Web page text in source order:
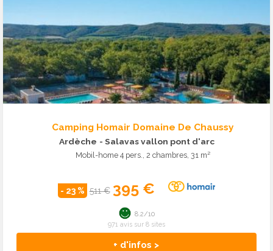
Camping Homair Domaine De Chaussy
Ardèche - Salavas vallon pont d'arc
Mobil-home 4 pers., 2 chambres, 31 m²
- 23 % 511 € 395 €
+ d'infos >
8.2/10
971 avis sur 8 sites